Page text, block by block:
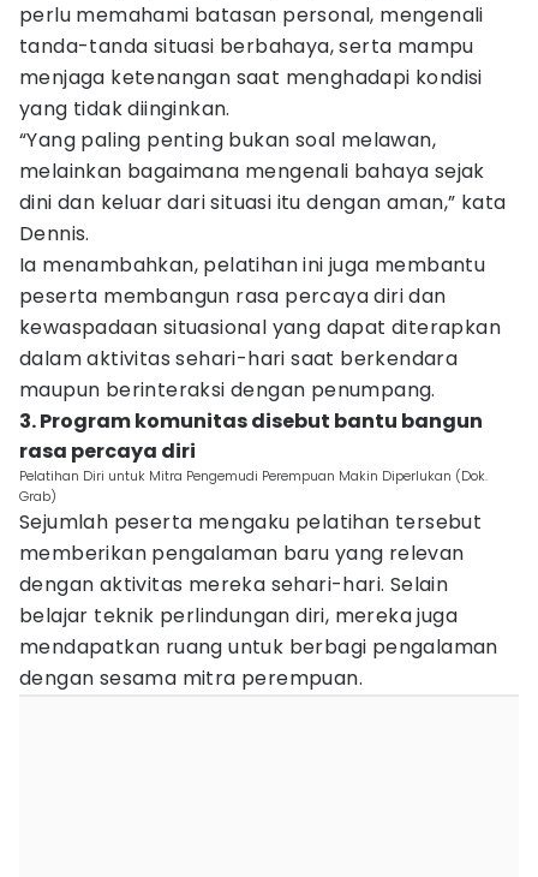
perlu memahami batasan personal, mengenali
tanda-tanda situasi berbahaya, serta mampu
menjaga ketenangan saat menghadapi kondisi
yang tidak diinginkan.
“Yang paling penting bukan soal melawan,
melainkan bagaimana mengenali bahaya sejak
dini dan keluar dari situasi itu dengan aman,” kata
Dennis.
Ia menambahkan, pelatihan ini juga membantu
peserta membangun rasa percaya diri dan
kewaspadaan situasional yang dapat diterapkan
dalam aktivitas sehari-hari saat berkendara
maupun berinteraksi dengan penumpang.
3. Program komunitas disebut bantu bangun
rasa percaya diri
Pelatihan Diri untuk Mitra Pengemudi Perempuan Makin Diperlukan (Dok.
Grab)
Sejumlah peserta mengaku pelatihan tersebut
memberikan pengalaman baru yang relevan
dengan aktivitas mereka sehari-hari. Selain
belajar teknik perlindungan diri, mereka juga
mendapatkan ruang untuk berbagi pengalaman
dengan sesama mitra perempuan.